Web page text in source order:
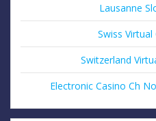
Lausanne
Swiss Virtual
Switzerland
Electronic Casino Ch